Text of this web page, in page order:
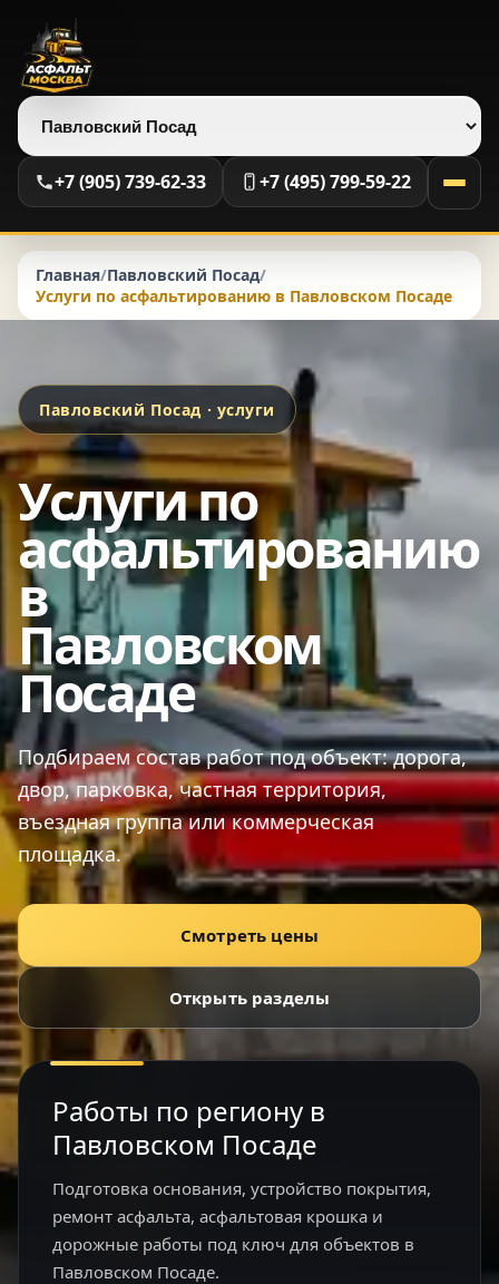
Выберите регион
+7 (905) 739-62-33 +7 (495) 799-59-22
Главная/Павловский Посад/
Услуги по асфальтированию в Павловском Посаде
Павловский Посад · услуги
Услуги по
асфальтированию
в
Павловском
Посаде
Подбираем состав работ под объект: дорога,
двор, парковка, частная территория,
въездная группа или коммерческая
площадка.
Смотреть цены
Открыть разделы
Работы по региону в
Павловском Посаде
Подготовка основания, устройство покрытия,
ремонт асфальта, асфальтовая крошка и
дорожные работы под ключ для объектов в
Павловском Посаде.